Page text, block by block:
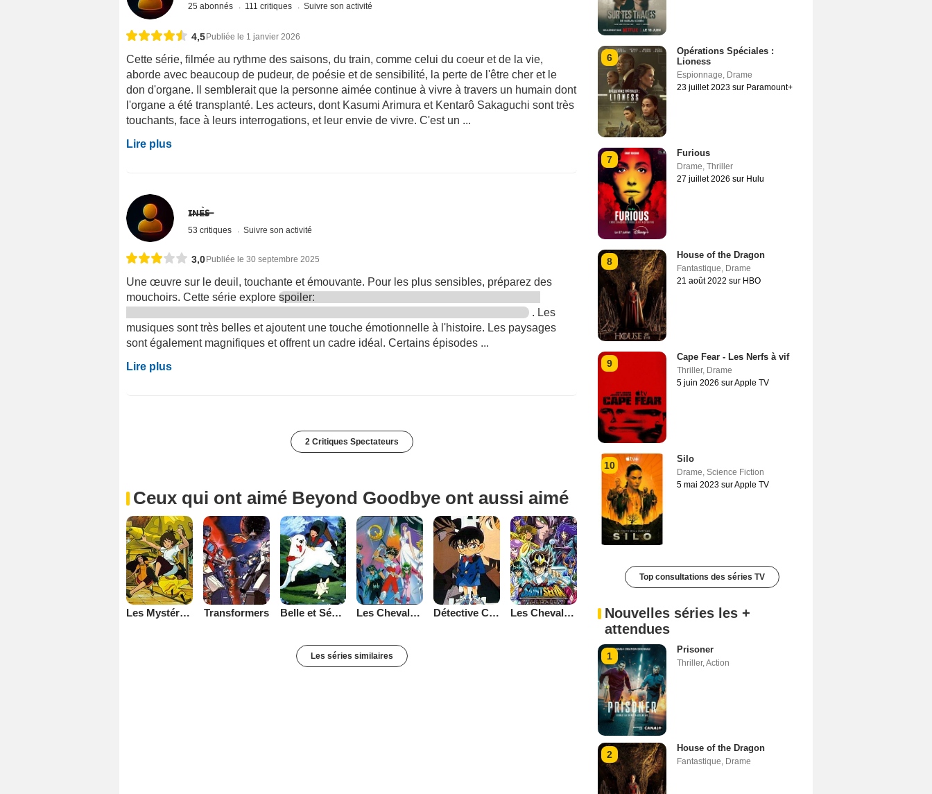
25 abonnés 111 critiques Suivre son activité
4,5Publiée le 1 janvier 2026
Cette série, filmée au rythme des saisons, du train, comme celui du coeur et de la vie,
aborde avec beaucoup de pudeur, de poésie et de sensibilité, la perte de l'être cher et le
don d'organe. Il semblerait que la personne aimée continue à vivre à travers un humain dont
l'organe a été transplanté. Les acteurs, dont Kasumi Arimura et Kentarô Sakaguchi sont très
touchants, face à leurs interrogations, et leur envie de vivre. C'est un ...
Lire plus
ɪ̶ɴ̶ᴇ̶̶̀ꜱ̶
53 critiques Suivre son activité
3,0 Publiée le 30 septembre 2025
Une œuvre sur le deuil, touchante et émouvante. Pour les plus sensibles, préparez des
mouchoirs. Cette série explore spoiler:
. Les
musiques sont très belles et ajoutent une touche émotionnelle à l'histoire. Les paysages
sont également magnifiques et offrent un cadre idéal. Certains épisodes ...
Lire plus
2 Critiques Spectateurs
Ceux qui ont aimé Beyond Goodbye ont aussi aimé
Les Mystérieuses cités d'or Transformers Belle et Sébastien (1981) Les Chevaliers du Zodiaque Détective Conan Les Chevaliers du Zodiaque : Chapitre Hadès - Le Sanctuaire
Les séries similaires
6
Opérations Spéciales :
Lioness
Espionnage, Drame
23 juillet 2023 sur Paramount+
7
Furious
Drame, Thriller
27 juillet 2026 sur Hulu
8
House of the Dragon
Fantastique, Drame
21 août 2022 sur HBO
9
Cape Fear - Les Nerfs à vif
Thriller, Drame
5 juin 2026 sur Apple TV
10
Silo
Drame, Science Fiction
5 mai 2023 sur Apple TV
Top consultations des séries TV
Nouvelles séries les +
attendues
1
Prisoner
Thriller,Action
2
House of the Dragon
Fantastique, Drame